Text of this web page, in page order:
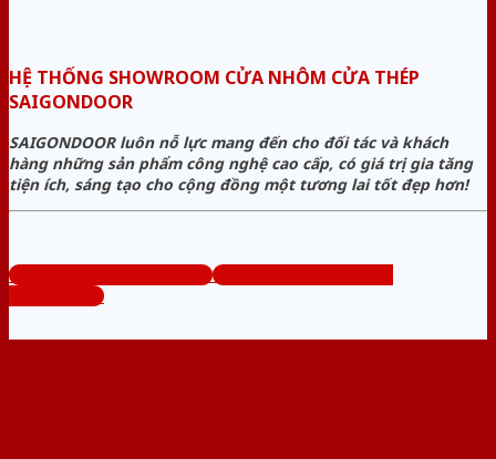
HỆ THỐNG SHOWROOM CỬA NHÔM CỬA THÉP
SAIGONDOOR
SAIGONDOOR luôn nỗ lực mang đến cho đối tác và khách
hàng những sản phẩm công nghệ cao cấp, có giá trị gia tăng
tiện ích, sáng tạo cho cộng đồng một tương lai tốt đẹp hơn!
www.cuanhomcuathep.com
Tổng đài tư vấn miễn phí:
0824.400.400